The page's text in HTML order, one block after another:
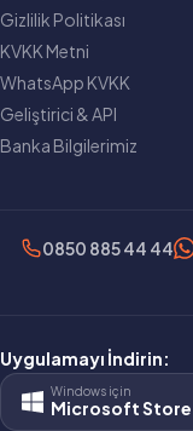
Gizlilik Politikası
KVKK Metni
WhatsApp KVKK
Geliştirici & API
Banka Bilgilerimiz
0850 885 44 44
Uygulamayı İndirin:
Windows için
Microsoft Store